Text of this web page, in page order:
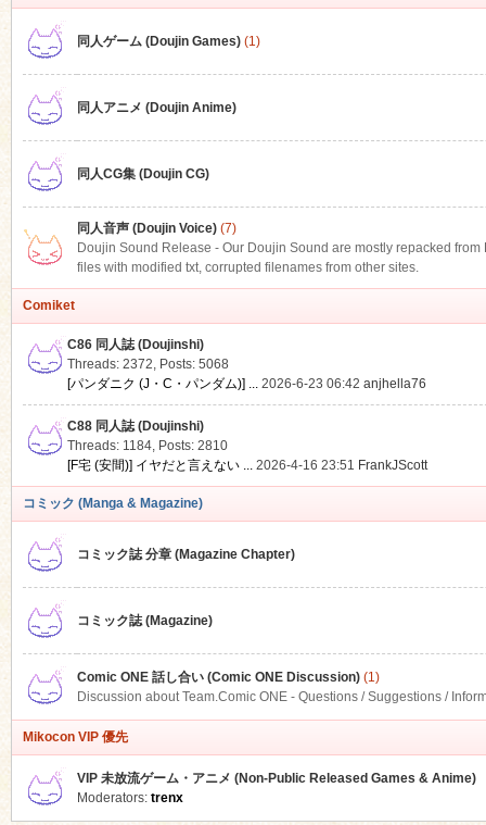
同人ゲーム (Doujin Games)(1)
同人アニメ (Doujin Anime)
同人CG集 (Doujin CG)
同人音声 (Doujin Voice)(7)
Doujin Sound Release - Our Doujin Sound are mostly repacked
files with modified txt, corrupted filenames from other sites.
Comiket
C86 同人誌 (Doujinshi)
Threads: 2372, Posts: 5068
[パンダニク (J・C・パンダム)] ... 2026-6-23 06:42 anjhella76
C88 同人誌 (Doujinshi)
Threads: 1184, Posts: 2810
[F宅 (安間)] イヤだと言えない ... 2026-4-16 23:51 FrankJScott
コミック (Manga & Magazine)
コミック誌 分章 (Magazine Chapter)
コミック誌 (Magazine)
Comic ONE 話し合い (Comic ONE Discussion)(1)
Discussion about Team.Comic ONE - Questions / Suggestions /
Mikocon VIP 優先
VIP 未放流ゲーム・アニメ (Non-Public Released Games & Anime)
Moderators: trenx